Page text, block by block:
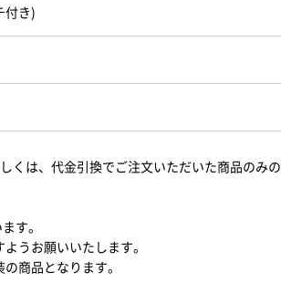
付き)
は、代金引換でご注文いただいた商品のみの
す。
うお願いいたします。
商品となります。